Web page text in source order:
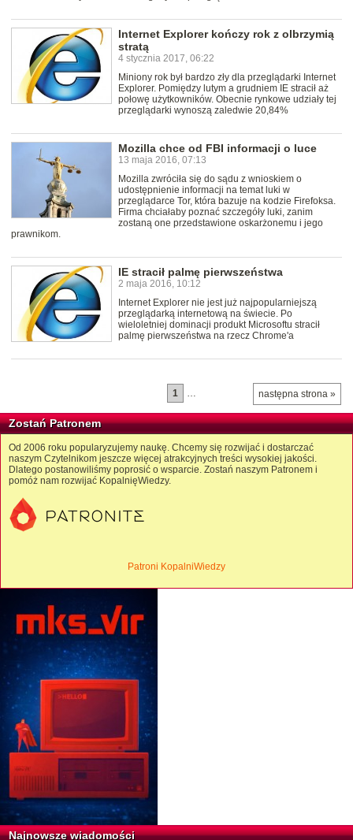
Internet Explorer kończy rok z olbrzymią
stratą
4 stycznia 2017, 06:22
Miniony rok był bardzo zły dla przeglądarki Internet
Explorer. Pomiędzy lutym a grudniem IE stracił aż
połowę użytkowników. Obecnie rynkowe udziały tej
przeglądarki wynoszą zaledwie 20,84%
Mozilla chce od FBI informacji o luce
13 maja 2016, 07:13
Mozilla zwróciła się do sądu z wnioskiem o
udostępnienie informacji na temat luki w
przeglądarce Tor, która bazuje na kodzie Firefoksa.
Firma chciałaby poznać szczegóły luki, zanim
zostaną one przedstawione oskarżonemu i jego
prawnikom.
IE stracił palmę pierwszeństwa
2 maja 2016, 10:12
Internet Explorer nie jest już najpopularniejszą
przeglądarką internetową na świecie. Po
wieloletniej dominacji produkt Microsoftu stracił
palmę pierwszeństwa na rzecz Chrome'a
następna strona »
1 …
Zostań Patronem
Od 2006 roku popularyzujemy naukę. Chcemy się rozwijać i dostarczać
naszym Czytelnikom jeszcze więcej atrakcyjnych treści wysokiej jakości.
Dlatego postanowiliśmy poprosić o wsparcie. Zostań naszym Patronem i
pomóż nam rozwijać KopalnięWiedzy.
Patroni KopalniWiedzy
Najnowsze wiadomości